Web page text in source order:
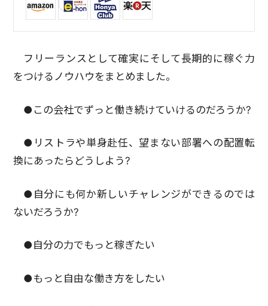
フリーランスとして確実にそして長期的に稼ぐ力
をつけるノウハウをまとめました。
●この会社でずっと働き続けていけるのだろうか?
●リストラや単身赴任、望まない部署への配置転
換にあったらどうしよう?
●自分にも何か新しいチャレンジができるのでは
ないだろうか?
●自分の力でもっと稼ぎたい
●もっと自由な働き方をしたい